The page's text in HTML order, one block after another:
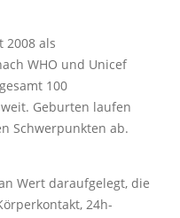
2008 als
WHO und Unicef
100
Geburten laufen
Schwerpunkten ab.
Wert daraufgelegt, die
24h-